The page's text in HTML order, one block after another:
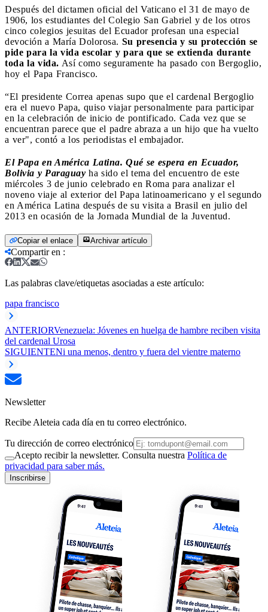
Después del dictamen oficial del Vaticano el 31 de mayo de
1906, los estudiantes del Colegio San Gabriel y de los otros
cinco colegios jesuitas del Ecuador profesan una especial
devoción a María Dolorosa. Su presencia y su protección se
pide para la vida escolar y para que se extienda durante
toda la vida. Así como seguramente ha pasado con Bergoglio,
hoy el Papa Francisco.
“El presidente Correa apenas supo que el cardenal Bergoglio
era el nuevo Papa, quiso viajar personalmente para participar
en la celebración de inicio de pontificado. Cada vez que se
encuentran parece que el padre abraza a un hijo que ha vuelto
a ver", contó a los periodistas el embajador.
El Papa en América Latina. Qué se espera en Ecuador,
Bolivia y Paraguay ha sido el tema del encuentro de este
miércoles 3 de junio celebrado en Roma para analizar el
noveno viaje al exterior del Papa latinoamericano y el segundo
en América Latina después de su visita a Brasil en julio del
2013 en ocasión de la Jornada Mundial de la Juventud.
Copiar el enlace Archivar artículo
Compartir en :
Las palabras clave/etiquetas asociadas a este artículo:
papa francisco
ANTERIORVenezuela: Jóvenes en huelga de hambre reciben visita
del cardenal Urosa
SIGUIENTENi una menos, dentro y fuera del vientre materno
Newsletter
Recibe Aleteia cada día en tu correo electrónico.
Tu dirección de correo electrónico
Acepto recibir la newsletter. Consulta nuestra Política de
privacidad para saber más.
Inscribirse